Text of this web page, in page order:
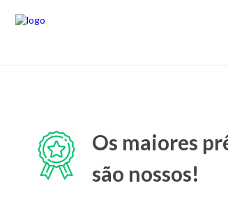
Os maiores
são nossos!